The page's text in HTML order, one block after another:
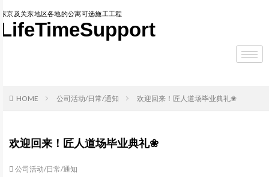
东京及关东地区各地的公寓可选施工工程
LifeTimeSupport
HOME 公司活动/日常/通知 欢迎回来！匠人道场毕业典礼❀
欢迎回来！匠人道场毕业典礼❀
公司活动/日常/通知